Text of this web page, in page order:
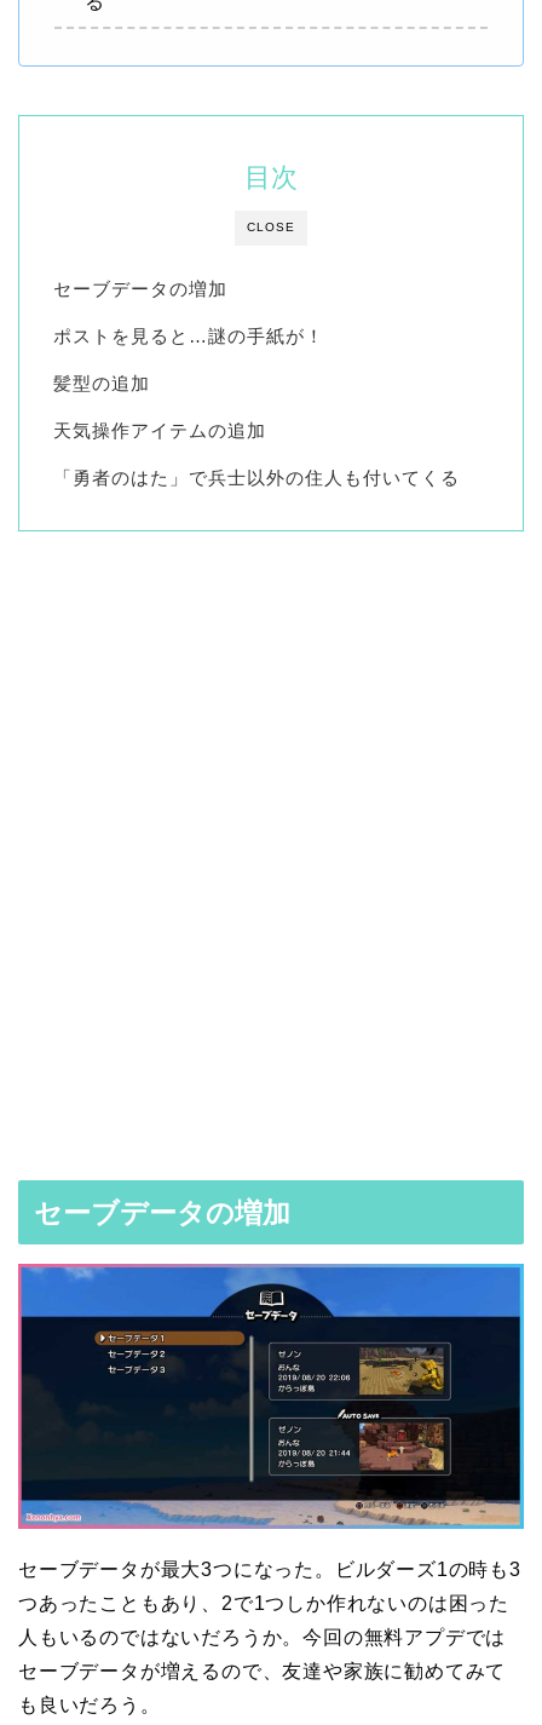
CLOSE
目次
セーブデータの増加
ポストを見ると…謎の手紙が！
髪型の追加
天気操作アイテムの追加
「勇者のはた」で兵士以外の住人も付いてくる
セーブデータの増加
セーブデータが最大3つになった。ビルダーズ1の時も3
つあったこともあり、2で1つしか作れないのは困った
人もいるのではないだろうか。今回の無料アプデでは
セーブデータが増えるので、友達や家族に勧めてみて
も良いだろう。